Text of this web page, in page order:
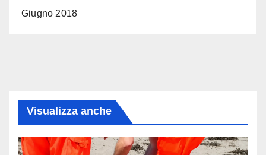
Giugno 2018
Visualizza anche